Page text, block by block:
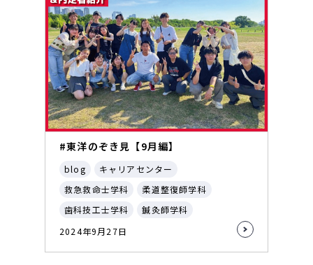
#東洋のぞき見【9月編】
blog
キャリアセンター
救急救命士学科
柔道整復師学科
歯科技工士学科
鍼灸師学科
2024年9月27日